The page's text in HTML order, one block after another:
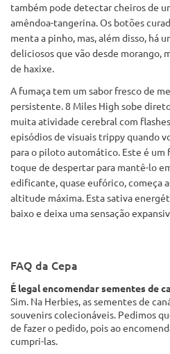
também pode detectar cheiros de
amêndoa-tangerina. Os botões
menta a pinho, mas, além disso, há
deliciosos que vão desde morango,
de haxixe.
A fumaça tem um sabor fresco de
persistente. 8 Miles High sobe
muita atividade cerebral com
episódios de visuais trippy quando
para o piloto automático. Este é
toque de despertar para mantê-lo
edificante, quase eufórico, começa
altitude máxima. Esta sativa
baixo e deixa uma sensação
FAQ da Cepa
É legal encomendar sementes de
Sim. Na Herbies, as sementes de
souvenirs colecionáveis. Pedimos
de fazer o pedido, pois ao
cumpri-las.